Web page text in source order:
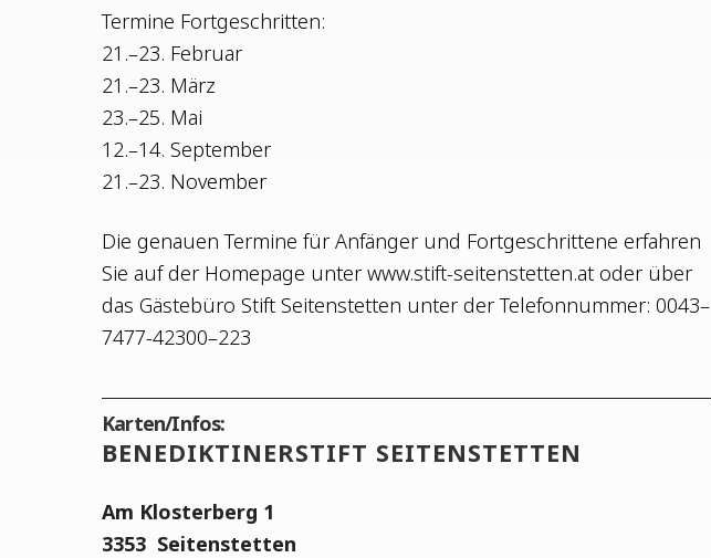
Ter­mi­ne Fortgeschritten:
21.–23. Februar
21.–23. März
23.–25. Mai
12.–14. September
21.–23. November
Die genau­en Ter­mi­ne für Anfän­ger und Fort­ge­schrit­te­ne erfah­ren
Sie auf der Home­page unter www.stift-seitenstetten.at oder über
das Gäs­te­bü­ro Stift Sei­ten­stet­ten unter der Tele­fon­num­mer: 0043–
7477-42300–223
Karten/Infos:
BENE­DIK­TI­NER­STIFT SEITENSTETTEN
Am Klos­ter­berg 1
3353 Sei­ten­stet­ten